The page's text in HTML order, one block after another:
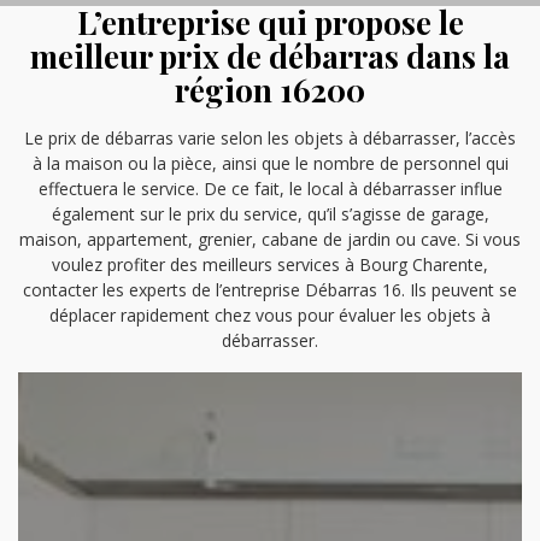
L’entreprise qui propose le
meilleur prix de débarras dans la
région 16200
Le prix de débarras varie selon les objets à débarrasser, l’accès
à la maison ou la pièce, ainsi que le nombre de personnel qui
effectuera le service. De ce fait, le local à débarrasser influe
également sur le prix du service, qu’il s’agisse de garage,
maison, appartement, grenier, cabane de jardin ou cave. Si vous
voulez profiter des meilleurs services à Bourg Charente,
contacter les experts de l’entreprise Débarras 16. Ils peuvent se
déplacer rapidement chez vous pour évaluer les objets à
débarrasser.